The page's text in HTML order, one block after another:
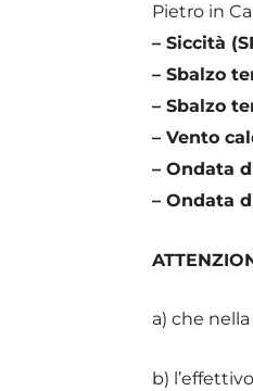
Pietro in
– Siccità
– Sbalzo
– Sbalzo
– Vento
– Ondata
– Ondata
a) che
b)